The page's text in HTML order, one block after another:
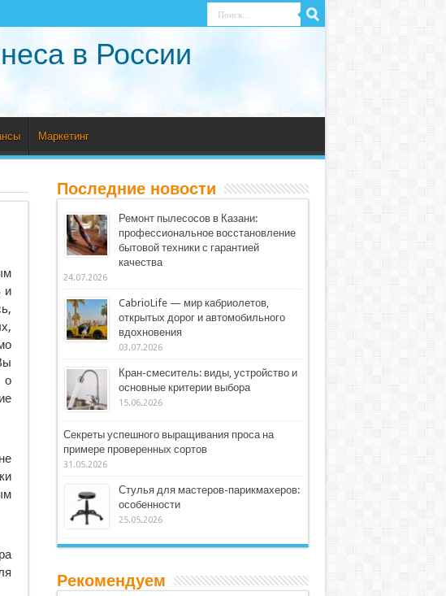
в России
Маркетинг
и
Последние новости
Ремонт пылесосов в Казани:
профессиональное восстановление
бытовой техники с гарантией
качества
24.07.2026
CabrioLife — мир кабриолетов,
открытых дорог и автомобильного
вдохновения
03.07.2026
Кран-смеситель: виды, устройство и
основные критерии выбора
15.06.2026
Секреты успешного выращивания проса на
примере проверенных сортов
31.05.2026
Стулья для мастеров-парикмахеров:
особенности
25.05.2026
Рекомендуем